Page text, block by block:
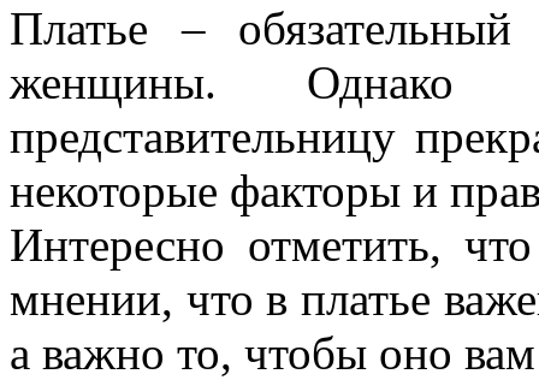
Платье –
женщины. Однако
представительницу
некоторые факторы и
Интересно отметить,
мнении, что в платье
а важно то, чтобы оно